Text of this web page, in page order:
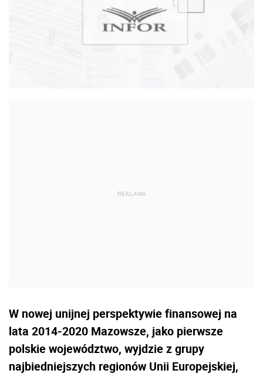
W nowej unijnej perspektywie finansowej na
lata 2014-2020 Mazowsze, jako pierwsze
polskie województwo, wyjdzie z grupy
najbiedniejszych regionów Unii Europejskiej,